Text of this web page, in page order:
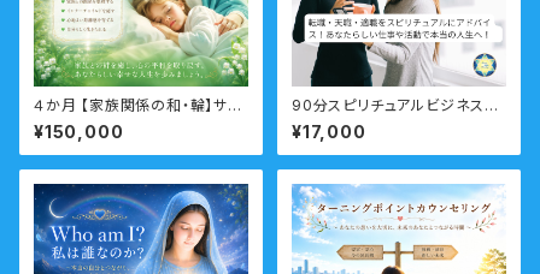
４か月 【家族関係の和・輪】サポ
ートコース （親子・夫婦・親族家
族問題・インナーチャイルド）
¥150,000
90分スピリチュアルビジネスコ
ーチング「自分らしい仕事がした
い！」転職・天職・起業・・仕事の
悩み 右脳派就活をしてみよう！
¥17,000